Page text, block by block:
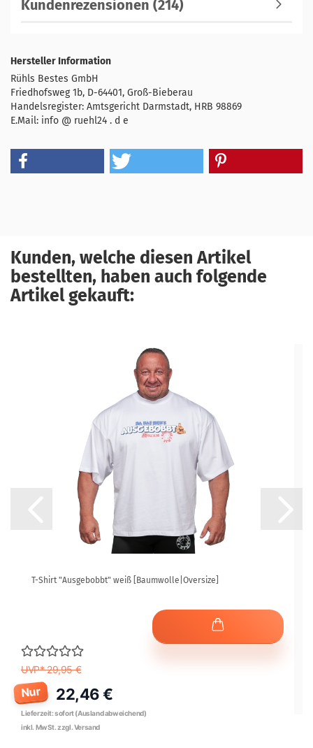
Kundenrezensionen (214)
Hersteller Information
Rühls Bestes GmbH
Friedhofsweg 1b, D-64401, Groß-Bieberau
Handelsregister: Amtsgericht Darmstadt, HRB 98869
E.Mail: info @ ruehl24 . d e
Kunden, welche diesen Artikel
bestellten, haben auch folgende
Artikel gekauft:
T-Shirt "Ausgebobbt" weiß [Baumwolle|Oversize]
UVP* 29,95 €
Nur 22,46 €